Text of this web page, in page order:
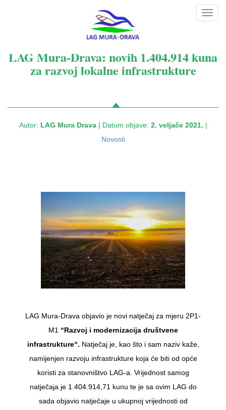
LAG Mura-Drava: novih 1.404.914 kuna
za razvoj lokalne infrastrukture
Autor: LAG Mura Drava| Datum objave: 2. veljače 2021. |
Novosti
LAG Mura-Drava objavio je novi natječaj za mjeru 2P1-
M1 “Razvoj i modernizacija društvene
infrastrukture“. Natječaj je, kao što i sam naziv kaže,
namijenjen razvoju infrastrukture koja će biti od opće
koristi za stanovništvo LAG-a. Vrijednost samog
natječaja je 1.404.914,71 kunu te je sa ovim LAG do
sada objavio natječaje u ukupnoj vrijednosti od